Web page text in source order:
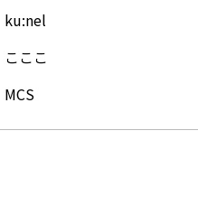
ku:nel
こここ
MCS